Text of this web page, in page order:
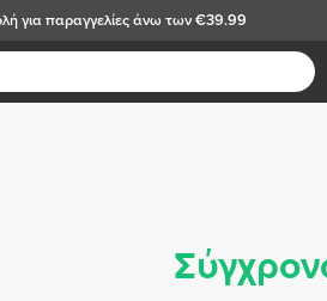
για παραγγελίες άνω των €39.99